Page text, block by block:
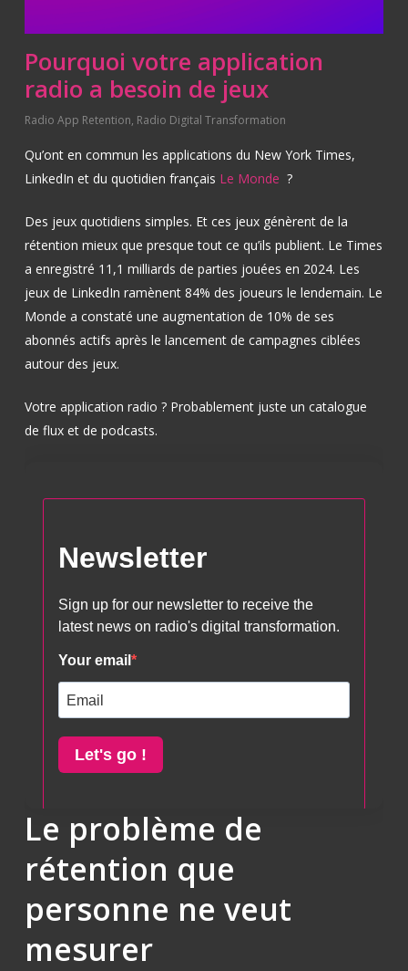
Pourquoi votre application
radio a besoin de jeux
Radio App Retention, Radio Digital Transformation
Qu’ont en commun les applications du New York Times,
LinkedIn et du quotidien français Le Monde ?
Des jeux quotidiens simples. Et ces jeux génèrent de la
rétention mieux que presque tout ce qu’ils publient. Le Times
a enregistré 11,1 milliards de parties jouées en 2024. Les
jeux de LinkedIn ramènent 84% des joueurs le lendemain. Le
Monde a constaté une augmentation de 10% de ses
abonnés actifs après le lancement de campagnes ciblées
autour des jeux.
Votre application radio ? Probablement juste un catalogue
de flux et de podcasts.
Le problème de
rétention que
personne ne veut
mesurer